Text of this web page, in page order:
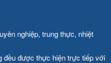
nghiệp, trung thực, nhiệt
đều được thực hiện trực tiếp với